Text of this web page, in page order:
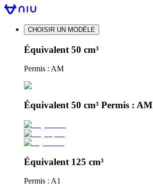
CHOISIR UN MODÈLE
Équivalent 50 cm³
Permis : AM
Équivalent 50 cm³ Permis : AM
Équivalent 125 cm³
Permis : A1